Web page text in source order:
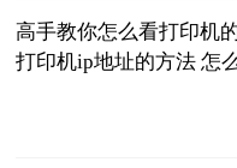
高手教你怎么看打印机
打印机ip地址的方法 怎